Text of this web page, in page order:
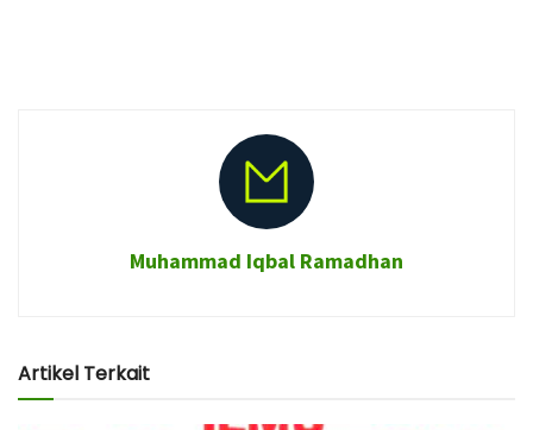
Muhammad Iqbal Ramadhan
Artikel Terkait